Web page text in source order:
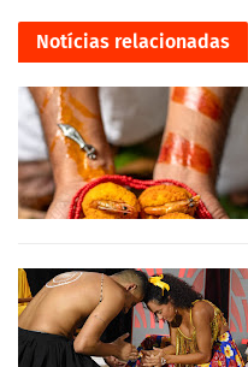
Notícias relacionadas